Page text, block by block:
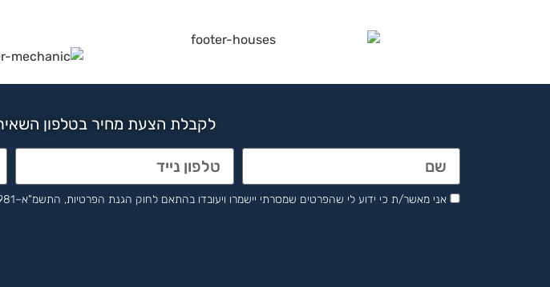
לקבלת הצעת מחיר בטלפון
אני מאשר/ת כי ידוע לי שהפרטים שמסרתי יישמרו ויעובדו בהתאם לחוק הגנת הפרטיות, התשמ"א–1981 (כולל תיקון 13), ובהתאם ל